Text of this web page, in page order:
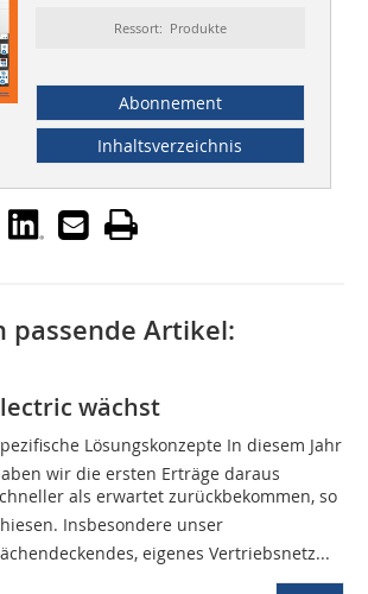
Ressort: Produkte
Abonnement
Inhaltsverzeichnis
passende Artikel:
wächst
Lösungskonzepte In diesem Jahr
wir die ersten Erträge daraus
als erwartet zurückbekommen, so
Insbesondere unser
eigenes Vertriebsnetz...